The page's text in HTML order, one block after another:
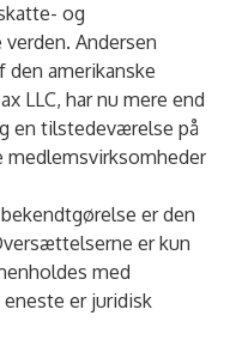
og
Andersen
den amerikanske
LLC, har nu mere end
en tilstedeværelse på
er den
er kun
med
er juridisk